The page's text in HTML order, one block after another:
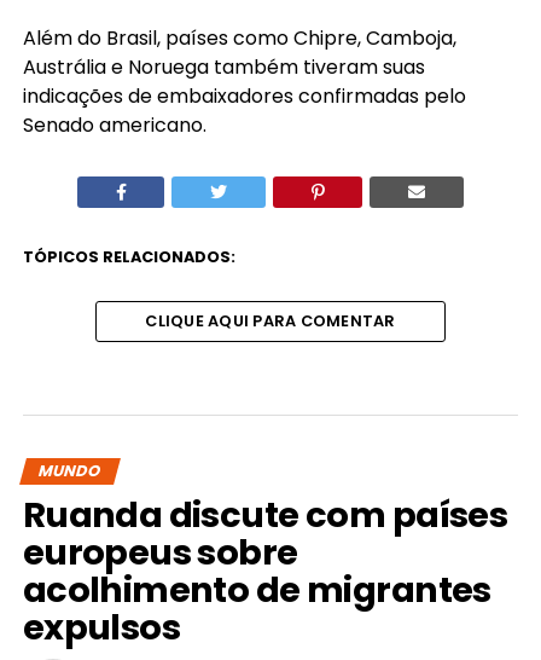
Além do Brasil, países como Chipre, Camboja,
Austrália e Noruega também tiveram suas
indicações de embaixadores confirmadas pelo
Senado americano.
TÓPICOS RELACIONADOS:
CLIQUE AQUI PARA COMENTAR
MUNDO
Ruanda discute com países
europeus sobre
acolhimento de migrantes
expulsos